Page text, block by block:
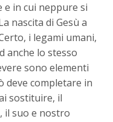
e in cui neppure si
nascita di Gesù a
i legami umani,
anche lo stesso
sono elementi
deve completare in
sostituire, il
il suo e nostro